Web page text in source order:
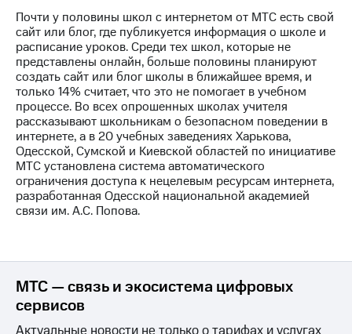
и акционерам
Корпоративное
управление
Корпоративный
секретарь
Раскрытие
информации
Информация
акционерам
Документы
ПАО
"МТС"
Собрания
акционеров
акционера
капитал
Контроль
Почти у половины школ с интернетом от МТС есть свой
сайт или блог, где публикуется информация о школе и
расписание уроков. Среди тех школ, которые не
представлены онлайн, больше половины планируют
создать сайт или блог школы в ближайшее время, и
только 14% считает, что это не помогает в учебном
процессе. Во всех опрошенных школах учителя
рассказывают школьникам о безопасном поведении в
интернете, а в 20 учебных заведениях Харькова,
Одесской, Сумской и Киевской областей по инициативе
МТС установлена система автоматического
ограничения доступа к нецелевым ресурсам интернета,
разработанная Одесской национальной академией
связи им. А.С. Попова.
МТС — связь и экосистема цифровых
сервисов